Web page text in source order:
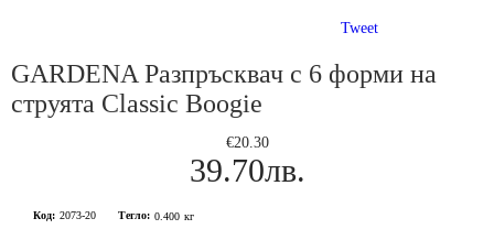
Tweet
GARDENA Разпръсквач с 6 форми на
струята Classic Boogie
€20.30
39.70лв.
Код: 2073-20 Тегло: 0.400 кг